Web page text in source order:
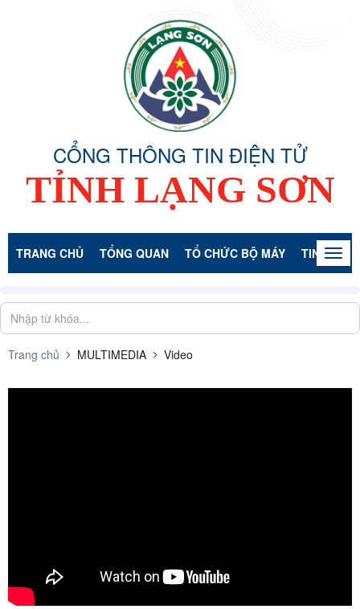
CỔNG THÔNG TIN ĐIỆN TỬ
TỈNH LẠNG SƠN
TRANG CHỦ TỔNG QUAN TỔ CHỨC BỘ MÁY TIN TỨC -
Trang chủ MULTIMEDIA Video